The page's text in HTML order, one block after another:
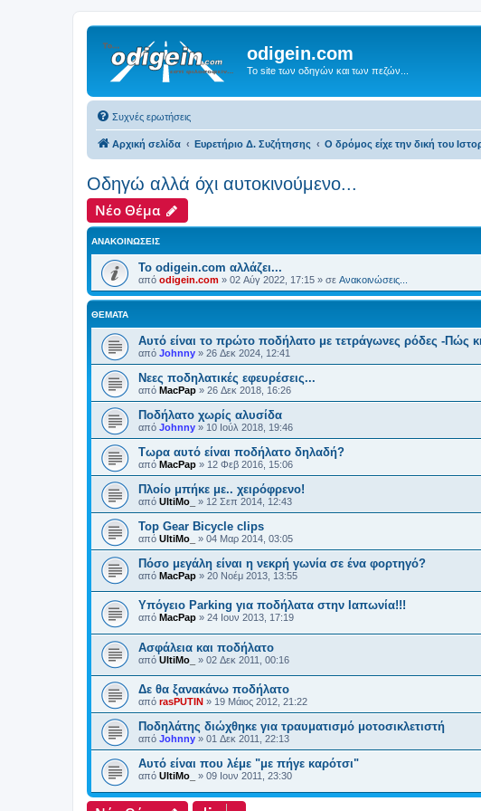
odigein.com
Το site των οδηγών και των πεζών...
Συχνές ερωτήσεις
Αρχική σελίδα Ευρετήριο Δ. Συζήτησης Ο δρόμος είχε την δική του
Οδηγώ αλλά όχι αυτοκινούμενο...
Νέο Θέμα
ΑΝΑΚΟΙΝΏΣΕΙΣ
Το odigein.com αλλάζει...
από odigein.com » 02 Αύγ 2022, 17:15 » σε Ανακοινώσεις...
ΘΈΜΑΤΑ
Αυτό είναι το πρώτο ποδήλατο με τετράγωνες ρόδες -Πώς
από Johnny » 26 Δεκ 2024, 12:41
Νεες ποδηλατικές εφευρέσεις...
από MacPap » 26 Δεκ 2018, 16:26
Ποδήλατο χωρίς αλυσίδα
από Johnny » 10 Ιούλ 2018, 19:46
Τωρα αυτό είναι ποδήλατο δηλαδή?
από MacPap » 12 Φεβ 2016, 15:06
Πλοίο μπήκε με.. χειρόφρενο!
από UltiMo_ » 12 Σεπ 2014, 12:43
Top Gear Bicycle clips
από UltiMo_ » 04 Μαρ 2014, 03:05
Πόσο μεγάλη είναι η νεκρή γωνία σε ένα φορτηγό?
από MacPap » 20 Νοέμ 2013, 13:55
Υπόγειο Parking για ποδήλατα στην Ιαπωνία!!!
από MacPap » 24 Ιουν 2013, 17:19
Ασφάλεια και ποδήλατο
από UltiMo_ » 02 Δεκ 2011, 00:16
Δε θα ξανακάνω ποδήλατο
από rasPUTIN » 19 Μάιος 2012, 21:22
Ποδηλάτης διώχθηκε για τραυματισμό μοτοσικλετιστή
από Johnny » 01 Δεκ 2011, 22:13
Αυτό είναι που λέμε "με πήγε καρότσι"
από UltiMo_ » 09 Ιουν 2011, 23:30